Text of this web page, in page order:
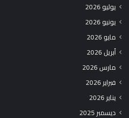
يوليو 2026
يونيو 2026
مايو 2026
أبريل 2026
مارس 2026
فبراير 2026
يناير 2026
ديسمبر 2025